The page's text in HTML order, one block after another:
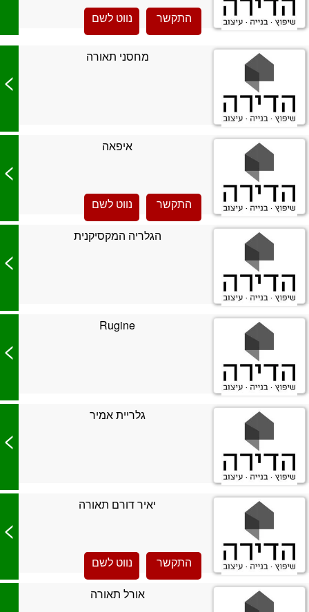
התקשר נווט לשם
מחסני תאורה
>
איפאה
התקשר נווט לשם
>
הגלריה המקסיקנית
>
Rugine
>
גלריית אמיר
>
יאיר דורם תאורה
התקשר נווט לשם
>
אורל תאורה